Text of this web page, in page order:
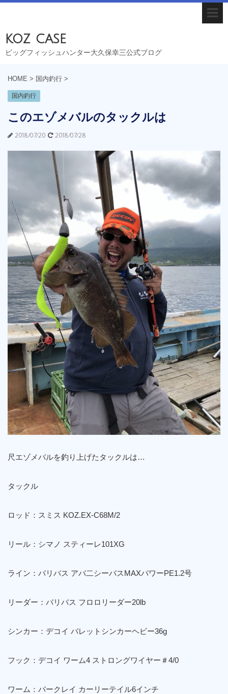
koz case
ビッグフィッシュハンター大久保幸三公式ブログ
HOME > 国内釣行 >
国内釣行
このエゾメバルのタックルは
2018/07/20 2018/07/28
尺エゾメバルを釣り上げたタックルは…
タックル
ロッド：スミス KOZ.EX-C68M/2
リール：シマノ スティーレ101XG
ライン：バリバス アバ二シーバスMAXパワーPE1.2号
リーダー：バリバス フロロリーダー20lb
シンカー：デコイ バレットシンカーヘビー36g
フック：デコイ ワーム4 ストロングワイヤー＃4/0
ワーム：バークレイ カーリーテイル6インチ